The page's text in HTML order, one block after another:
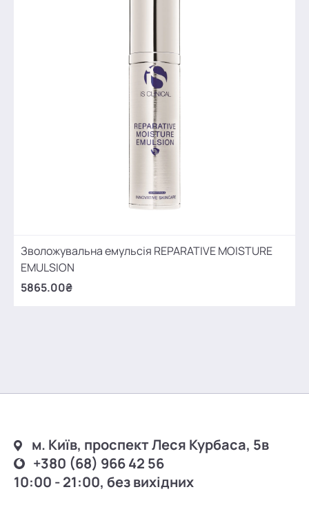
Зволожувальна емульсія REPARATIVE MOISTURE
EMULSION
5865.00₴
м. Київ, проспект Леся Курбаса, 5в
+380 (68) 966 42 56
10:00 - 21:00, без вихідних